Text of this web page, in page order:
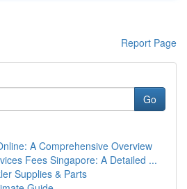
Report Page
Go
A Comprehensive Overview
Fees Singapore: A Detailed ...
Supplies & Parts